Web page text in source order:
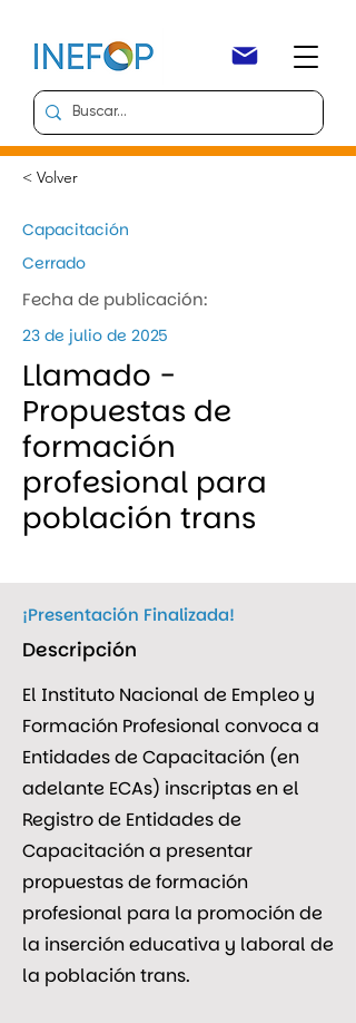
< Volver
Capacitación
Cerrado
Fecha de publicación:
23 de julio de 2025
Llamado -
Propuestas de
formación
profesional para
población trans
¡Presentación Finalizada!
Descripción
El Instituto Nacional de Empleo y
Formación Profesional convoca a
Entidades de Capacitación (en
adelante ECAs) inscriptas en el
Registro de Entidades de
Capacitación a presentar
propuestas de formación
profesional para la promoción de
la inserción educativa y laboral de
la población trans.